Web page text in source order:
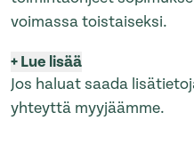
voimassa toistaiseksi.
+Lue lisää
Jos haluat saada
yhteyttä myyjäämme.